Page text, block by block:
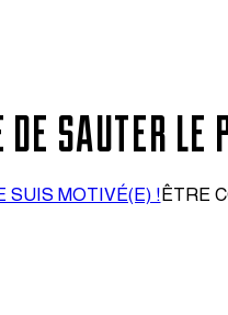
SAUTER
SUIS MOTIVÉ(E) ! ÊTRE